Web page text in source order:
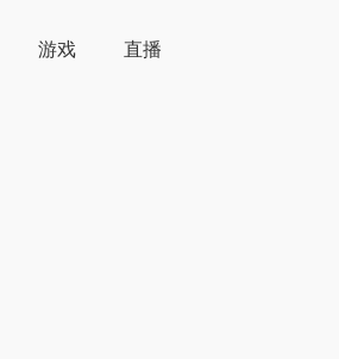
游戏
直播